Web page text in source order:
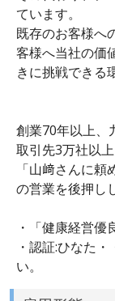
ています。
既存のお客様へ
客様へ当社の価
きに挑戦できる
創業70年以上、
取引先3万社以
「山﨑さんに
の営業を後押し
・「健康経営
・認証:ひなた
い。